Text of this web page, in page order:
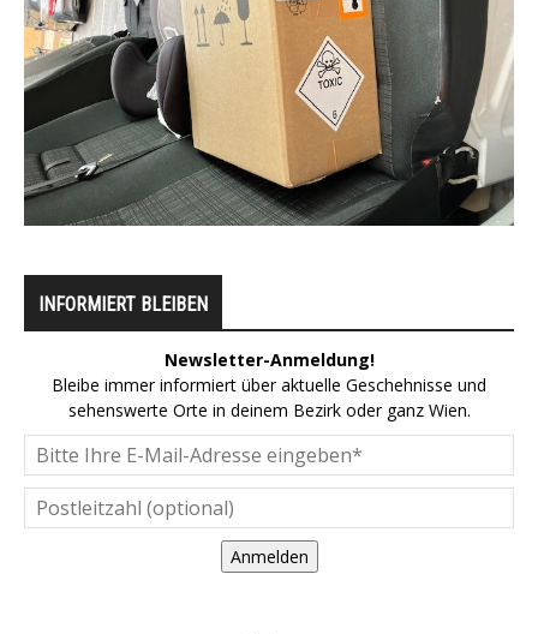
INFORMIERT BLEIBEN
Newsletter-Anmeldung!
Bleibe immer informiert über aktuelle Geschehnisse und
sehenswerte Orte in deinem Bezirk oder ganz Wien.
Anmelden